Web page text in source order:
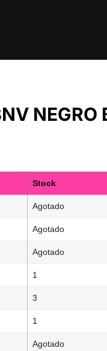
NEGRO
Stock
Agotado
Agotado
Agotado
1
3
1
Agotado